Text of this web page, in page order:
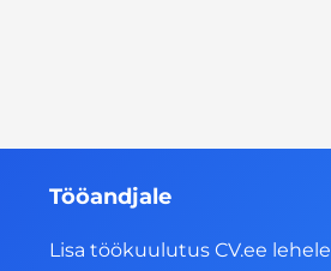
Tööandjale
Lisa töökuulutus CV.ee lehele